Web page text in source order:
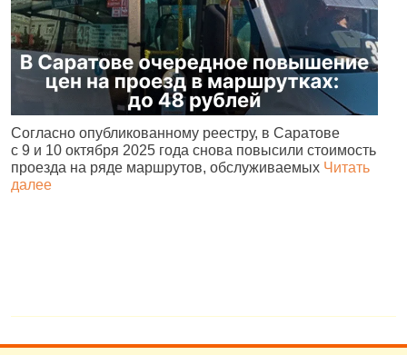
Согласно опубликованному реестру, в Саратове
с 9 и 10 октября 2025 года снова повысили стоимость
проезда на ряде маршрутов, обслуживаемых Читать
далее